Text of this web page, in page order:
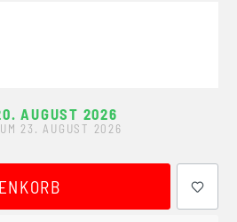
AUGUST 2026
23. AUGUST 2026
benutze die Schaltflächen